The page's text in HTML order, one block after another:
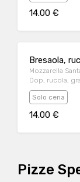
14.00 €
Bresaola,
Mozzarella
Dop, rucola,
Solo cena
14.00 €
Pizze